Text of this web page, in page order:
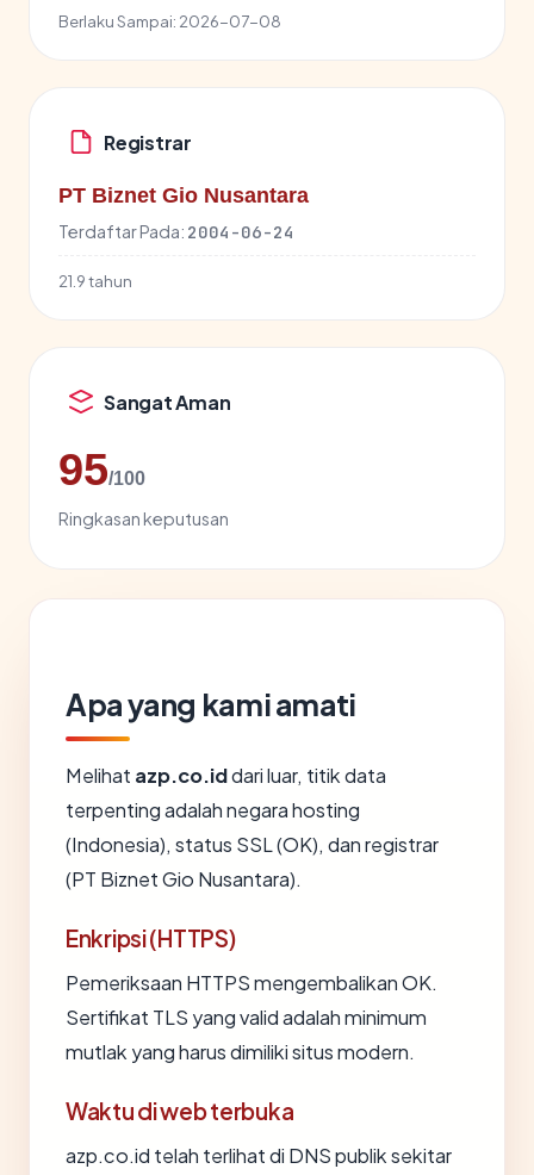
Berlaku Sampai: 2026-07-08
Registrar
PT Biznet Gio Nusantara
Terdaftar Pada: 2004-06-24
21.9 tahun
Sangat Aman
95/100
Ringkasan keputusan
Apa yang kami amati
Melihat azp.co.iddari luar, titik data
terpenting adalah negara hosting
(Indonesia), status SSL (OK), dan registrar
(PT Biznet Gio Nusantara).
Enkripsi (HTTPS)
Pemeriksaan HTTPS mengembalikan OK.
Sertifikat TLS yang valid adalah minimum
mutlak yang harus dimiliki situs modern.
Waktu di web terbuka
azp.co.id telah terlihat di DNS publik sekitar